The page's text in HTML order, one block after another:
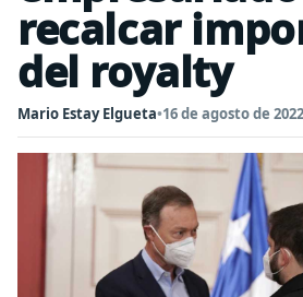
recalcar
del royalty
Mario Estay Elgueta•16 de agosto de 2022